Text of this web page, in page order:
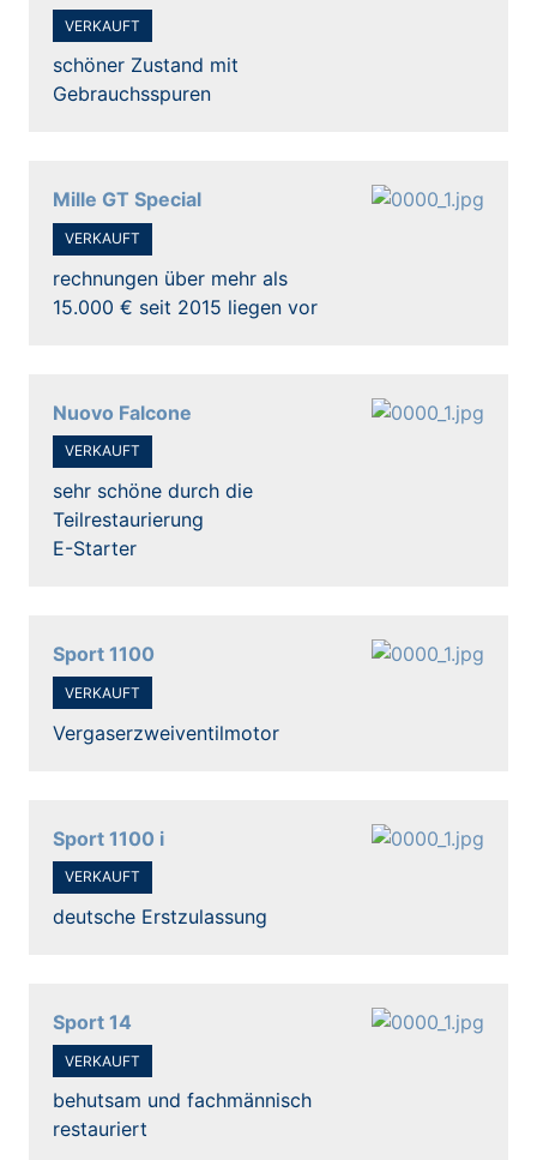
VERKAUFT
schöner Zustand mit
Gebrauchsspuren
Mille GT Special
VERKAUFT
rechnungen über mehr als
15.000 € seit 2015 liegen vor
Nuovo Falcone
VERKAUFT
sehr schöne durch die
Teilrestaurierung
E-Starter
Sport 1100
VERKAUFT
Vergaserzweiventilmotor
Sport 1100 i
VERKAUFT
deutsche Erstzulassung
Sport 14
VERKAUFT
behutsam und fachmännisch
restauriert